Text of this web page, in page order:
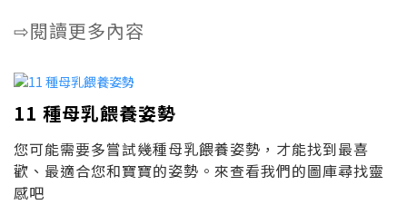
⇨閱讀更多內容
11 種母乳餵養姿勢
您可能需要多嘗試幾種母乳餵養姿勢，才能找到最喜
歡、最適合您和寶寶的姿勢。來查看我們的圖庫尋找靈
感吧